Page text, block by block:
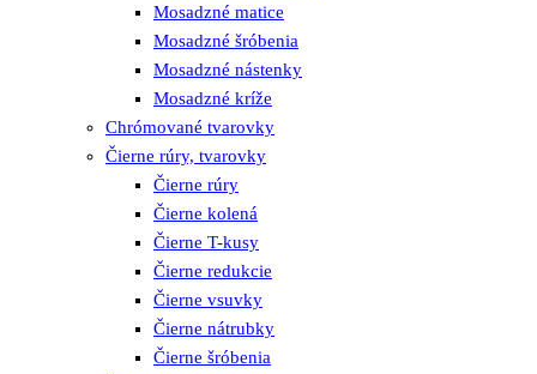
Mosadzné matice
Mosadzné šróbenia
Mosadzné nástenky
Mosadzné kríže
Chrómované tvarovky
Čierne rúry, tvarovky
Čierne rúry
Čierne kolená
Čierne T-kusy
Čierne redukcie
Čierne vsuvky
Čierne nátrubky
Čierne šróbenia